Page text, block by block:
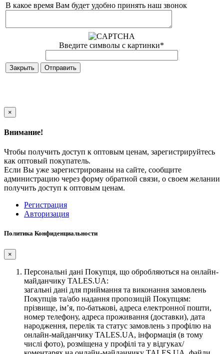
В какое время Вам будет удобно принять наш звонок
Введите символы с картинки*
Закрыть
×
Внимание!
Чтобы получить доступ к оптовым ценам, зарегистрируйтесь
как оптовый покупатель.
Если Вы уже зарегистрированы на сайте, сообщите
администрацию через форму обратной связи, о своем желании
получить доступ к оптовым ценам.
Регистрация
Авторизация
Политика Конфиденциальности
×
Персональні дані Покупця, що обробляються на онлайн-
майданчику TALES.UA:
загальні дані для приймання та виконання замовлень
Покупців та/або надання пропозицій Покупцям:
прізвище, ім’я, по-батькові, адреса електронної пошти,
номер телефону, адреса проживання (доставки), дата
народження, перелік та статус замовлень з профілю на
онлайн-майданчику TALES.UA, інформація (в тому
числі фото), розміщена у профілі та у відгуках/